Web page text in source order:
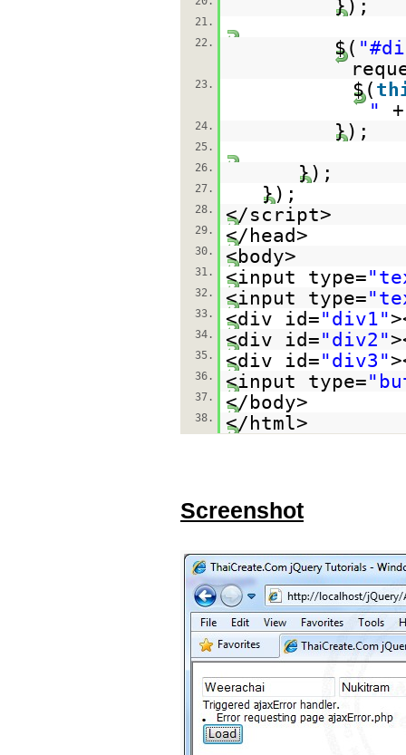
});
21.
22.
$(
23. $(
"
24. });
25.
26.
});
27. });
28. </script>
29. </head>
30. <body>
31. <input type=
32. <input type=
33. <div id="div1"
34. <div id="div2"
35. <div id="div3"
36. <input type=
37. </body>
38. </html>
Screenshot